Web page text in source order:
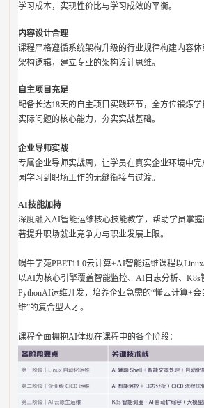
学习成本，实现性价比与学习成效的平衡。
内容设计合理
课程严格遵循系统架构升级的行业规律构建内容
架构逻辑，建立专业的架构设计思维。
自主项目充足
配备长达18天的自主项目实践环节，全方位锻炼
实际问题的核心能力，夯实实战基础。
企业导师实战
专属企业导师实战周，让学员在真实企业环境中
园学习到职场工作的无缝衔接与过渡。
AI技能加持
深度融入AI智能运维核心技能教学，帮助学员掌
著提升职场就业竞争力与职业发展上限。
蜗牛学苑PBET11.0云计算+AI智能运维课程以
以AI为核心引擎覆盖智能监控、AI日志分析、K8s
PythonAI运维开发，培养企业急需的“懂云计算+
维”的复合型人才。
课程全面拥抱AI体现在课程中的各个阶段：